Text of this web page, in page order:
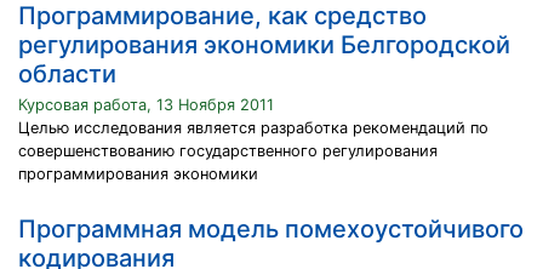
Программирование, как средство
регулирования экономики Белгородской
области
Курсовая работа, 13 Ноября 2011
Целью исследования является разработка рекомендаций по
совершенствованию государственного регулирования
программирования экономики
Программная модель помехоустойчивого
кодирования